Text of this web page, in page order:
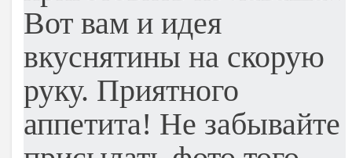
Вот вам и идея
вкуснятины на скорую
руку. Приятного
аппетита! Не забывайте